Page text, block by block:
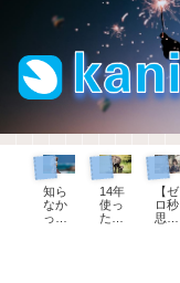
教育用語
知ら
なか
っ
パソコン
14年
使っ
た
ゼロ秒思考
【ゼ
ロ秒
思